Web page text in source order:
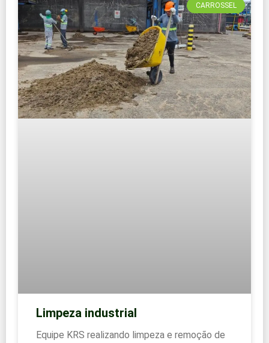
CARROSSEL
Limpeza industrial
Equipe KRS realizando limpeza e remoção de